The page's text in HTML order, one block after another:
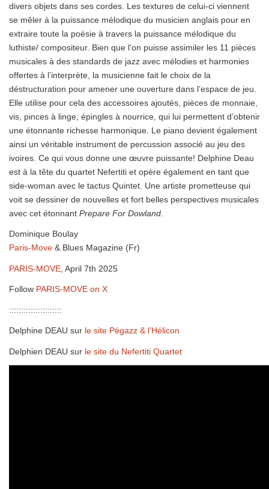
divers objets dans ses cordes. Les textures de celui-ci viennent
se mêler à la puissance mélodique du musicien anglais pour en
extraire toute la poésie à travers la puissance mélodique du
luthiste/ compositeur. Bien que l’on puisse assimiler les 11 pièces
musicales à des standards de jazz avec mélodies et harmonies
offertes à l’interprète, la musicienne fait le choix de la
déstructuration pour amener une ouverture dans l’espace de jeu.
Elle utilise pour cela des accessoires ajoutés, pièces de monnaie,
vis, pinces à linge, épingles à nourrice, qui lui permettent d’obtenir
une étonnante richesse harmonique. Le piano devient également
ainsi un véritable instrument de percussion associé au jeu des
ivoires. Ce qui vous donne une œuvre puissante! Delphine Deau
est à la tête du quartet Nefertiti et opère également en tant que
side-woman avec le tactus Quintet. Une artiste prometteuse qui
voit se dessiner de nouvelles et fort belles perspectives musicales
avec cet étonnant Prepare For Dowland
Dominique Boulay
Paris-Move & Blues Magazine (Fr)
PARIS-MOVE , April 7th 2025
Follow PARIS-MOVE on X
::::::::::::::::::::::
Delphine DEAU sur le site Pégazz & l’Hélicon
Delphien DEAU sur le site du Nefertiti Quartet